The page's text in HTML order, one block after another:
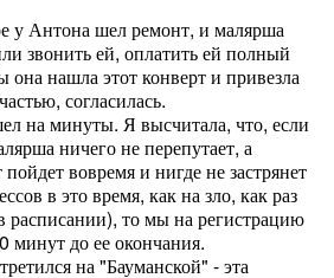
у Антона шел ремонт, и малярша
звонить ей, оплатить ей полный
нашла этот конверт и привезла
согласилась.
на минуты. Я высчитала, что, если
ничего не перепутает, а
вовремя и нигде не застрянет
в это время, как на зло, как раз
расписании), то мы на регистрацию
минут до ее окончания.
на "Бауманской" - эта